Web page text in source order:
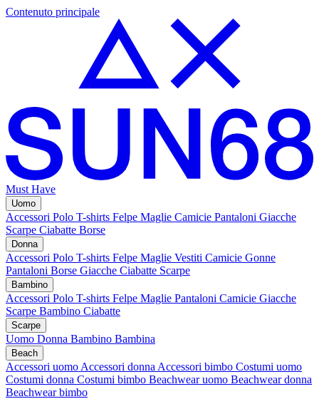
Contenuto principale
Must Have
Uomo
Accessori Polo T-shirts Felpe Maglie Camicie Pantaloni Giacche
Scarpe Ciabatte Borse
Donna
Accessori Polo T-shirts Felpe Maglie Vestiti Camicie Gonne
Pantaloni Borse Giacche Ciabatte Scarpe
Bambino
Accessori Polo T-shirts Felpe Maglie Pantaloni Camicie Giacche
Scarpe Bambino Ciabatte
Scarpe
Uomo Donna Bambino Bambina
Beach
Accessori uomo Accessori donna Accessori bimbo Costumi uomo
Costumi donna Costumi bimbo Beachwear uomo Beachwear donna
Beachwear bimbo